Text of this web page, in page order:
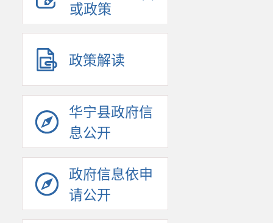
或政策
政策解读
华宁县政府信
息公开
政府信息依申
请公开